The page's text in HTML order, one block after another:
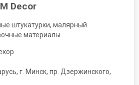
Decor
штукатурки, малярный
материалы
г. Минск, пр. Дзержинского,